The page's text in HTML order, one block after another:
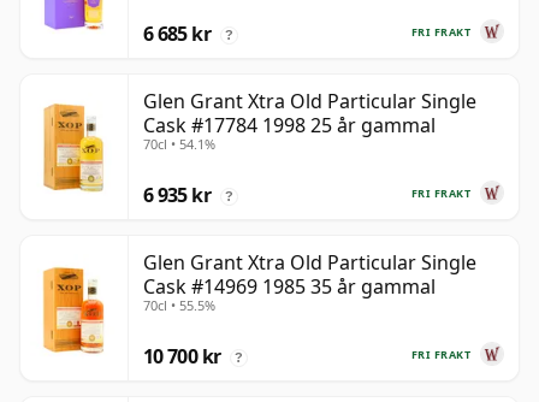
FRI FRAKT
6 685 kr ?
Glen Grant Xtra Old Particular Single
Cask #17784 1998 25 år gammal
70cl • 54.1%
FRI FRAKT
6 935 kr ?
Glen Grant Xtra Old Particular Single
Cask #14969 1985 35 år gammal
70cl • 55.5%
FRI FRAKT
10 700 kr ?